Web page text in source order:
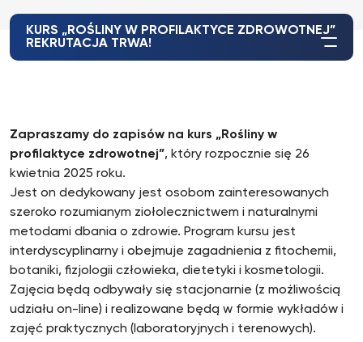
KURS „ROŚLINY W PROFILAKTYCE ZDROWOTNEJ”
REKRUTACJA TRWA!
Zapraszamy do zapisów na kurs „Rośliny w
profilaktyce zdrowotnej”, który rozpocznie się 26
kwietnia 2025 roku.
Jest on dedykowany jest osobom zainteresowanych
szeroko rozumianym ziołolecznictwem i naturalnymi
metodami dbania o zdrowie. Program kursu jest
interdyscyplinarny i obejmuje zagadnienia z fitochemii,
botaniki, fizjologii człowieka, dietetyki i kosmetologii.
Zajęcia będą odbywały się stacjonarnie (z możliwością
udziału on-line) i realizowane będą w formie wykładów i
zajęć praktycznych (laboratoryjnych i terenowych).